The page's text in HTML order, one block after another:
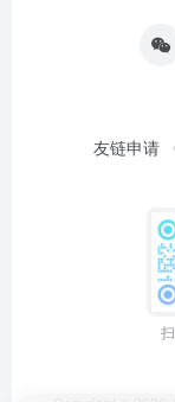
友链申请